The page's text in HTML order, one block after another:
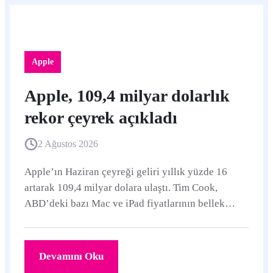
Apple
Apple, 109,4 milyar dolarlık
rekor çeyrek açıkladı
2 Ağustos 2026
Apple’ın Haziran çeyreği geliri yıllık yüzde 16
artarak 109,4 milyar dolara ulaştı. Tim Cook,
ABD’deki bazı Mac ve iPad fiyatlarının bellek
Devamını Oku